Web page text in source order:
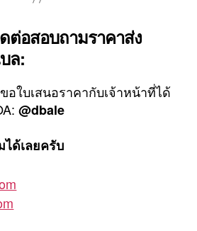
ต่อสอบถามราคาส่ง
ล:
อใบเสนอราคากับเจ้าหน้าที่ได้
@dbale
ด้เลยครับ